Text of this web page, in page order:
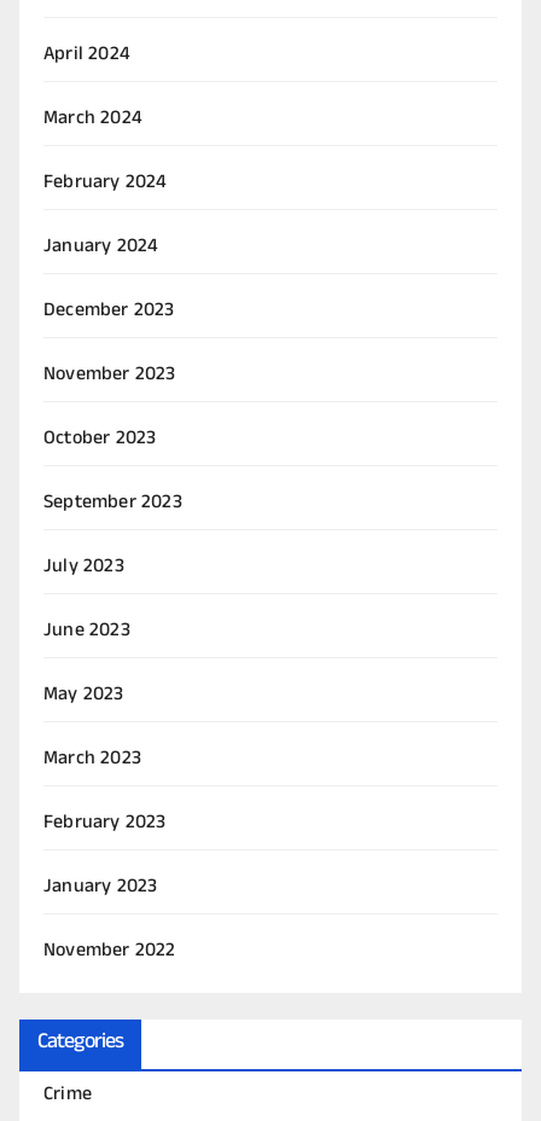
April 2024
March 2024
February 2024
January 2024
December 2023
November 2023
October 2023
September 2023
July 2023
June 2023
May 2023
March 2023
February 2023
January 2023
November 2022
Categories
Crime